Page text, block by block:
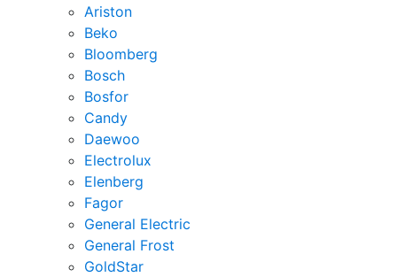
Ariston
Beko
Bloomberg
Bosch
Bosfor
Candy
Daewoo
Electrolux
Elenberg
Fagor
General Electric
General Frost
GoldStar